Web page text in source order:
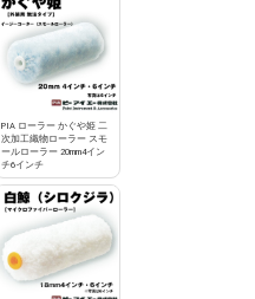
PIA ローラー かぐや姫 二
次加工織物ローラー スモ
ールローラー 20mm4イン
チ6インチ